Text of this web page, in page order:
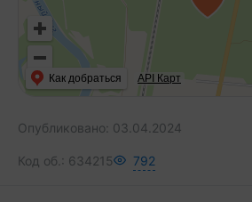
Как добраться API Карт
Опубликовано: 03.04.2024
Код об.: 634215 792